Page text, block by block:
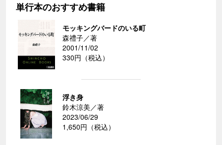
単行本のおすすめ書籍
モッキングバードのいる町
森禮子／著
2001/11/02
330円（税込）
浮き身
鈴木涼美／著
2023/06/29
1,650円（税込）